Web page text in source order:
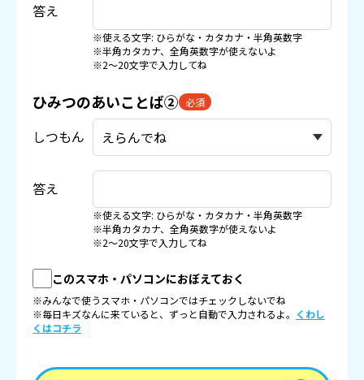
答え
※使える文字: ひらがな・カタカナ・半角英数字
※半角カタカナ、全角英数字が使えないよ
※2〜20文字で入力してね
ひみつのあいことば② 必須
しつもん
答え
※使える文字: ひらがな・カタカナ・半角英数字
※半角カタカナ、全角英数字が使えないよ
※2〜20文字で入力してね
このスマホ・パソコンにおぼえておく
※みんなで使うスマホ・パソコンではチェックしないでね
※毎日キズなんに来ていると、ずっと自動で入力されるよ。 くわし
くはコチラ